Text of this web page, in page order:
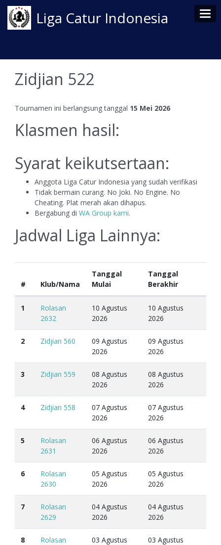
Liga Catur Indonesia
Zidjian 522
Tournamen ini berlangsung tanggal 15 Mei 2026
Klasmen hasil:
Syarat keikutsertaan:
Anggota Liga Catur Indonesia yang sudah verifikasi
Tidak bermain curang. No Joki. No Engine. No
Cheating. Plat merah akan dihapus.
Bergabung di WA Group kami.
Jadwal Liga Lainnya:
# Klub/Nama
Tanggal
Mulai
Tanggal
Berakhir
1
Rolasan
2632
10 Agustus
2026
10 Agustus
2026
2 Zidjian 560
09 Agustus
2026
09 Agustus
2026
3 Zidjian 559
08 Agustus
2026
08 Agustus
2026
4 Zidjian 558
07 Agustus
2026
07 Agustus
2026
5
Rolasan
2631
06 Agustus
2026
06 Agustus
2026
6
Rolasan
2630
05 Agustus
2026
05 Agustus
2026
7
Rolasan
2629
04 Agustus
2026
04 Agustus
2026
8
Rolasan
03 Agustus
03 Agustus